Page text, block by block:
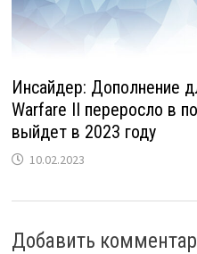
Инсайдер: Дополнение
Warfare II переросло в
выйдет в 2023 году
10.02.2023
Добавить